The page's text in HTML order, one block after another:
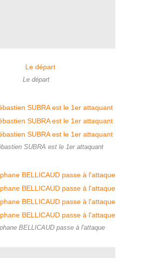
Le départ
SUBRA est le 1er attaquant
BELLICAUD passe à l'attaque